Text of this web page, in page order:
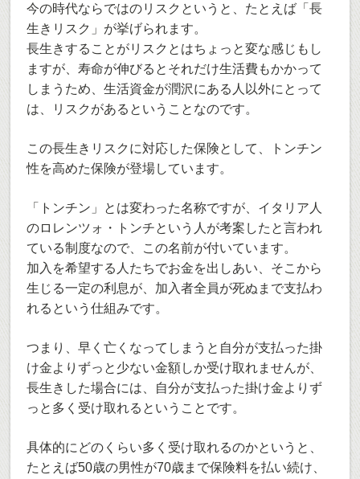
今の時代ならではのリスクというと、たとえば「長
生きリスク」が挙げられます。
長生きすることがリスクとはちょっと変な感じもし
ますが、寿命が伸びるとそれだけ生活費もかかって
しまうため、生活資金が潤沢にある人以外にとって
は、リスクがあるということなのです。
この長生きリスクに対応した保険として、トンチン
性を高めた保険が登場しています。
「トンチン」とは変わった名称ですが、イタリア人
のロレンツォ・トンチという人が考案したと言われ
ている制度なので、この名前が付いています。
加入を希望する人たちでお金を出しあい、そこから
生じる一定の利息が、加入者全員が死ぬまで支払わ
れるという仕組みです。
つまり、早く亡くなってしまうと自分が支払った掛
け金よりずっと少ない金額しか受け取れませんが、
長生きした場合には、自分が支払った掛け金よりず
っと多く受け取れるということです。
具体的にどのくらい多く受け取れるのかというと、
たとえば50歳の男性が70歳まで保険料を払い続け、